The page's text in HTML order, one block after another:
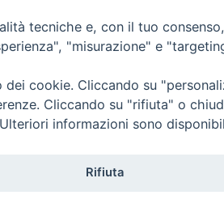
Cookie Policy
tecniche e, con il tuo
"misurazione" e
cookie. Cliccando su
Cliccando su "rifiuta" o
informazioni sono
Rifiuta